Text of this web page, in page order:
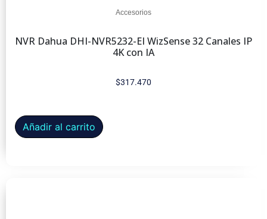
Accesorios
NVR Dahua DHI-NVR5232-EI WizSense 32 Canales IP
4K con IA
$317.470
Añadir al carrito